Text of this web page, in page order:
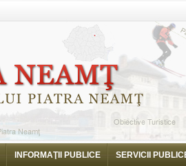
INFORMAŢII PUBLICE SERVICII